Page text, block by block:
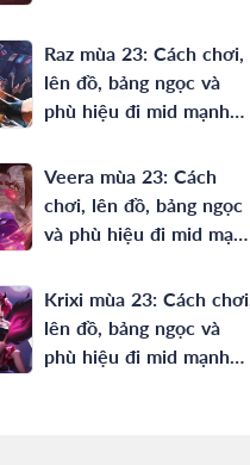
Raz mùa 23: Cách chơi,
lên đồ, bảng ngọc và
phù hiệu đi mid mạnh
Veera mùa 23: Cách
chơi, lên đồ, bảng ngọc
và phù hiệu đi mid mạnh
Krixi mùa 23: Cách chơi,
lên đồ, bảng ngọc và
phù hiệu đi mid mạnh